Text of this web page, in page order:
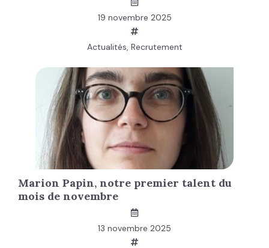
19 novembre 2025
Actualités Recrutement
Marion Papin, notre premier talent du
mois de novembre
13 novembre 2025